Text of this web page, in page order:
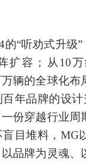
的“听劝式升级
扩容；从10
辆的全球化布
年品牌的设
份穿越行业周
目堆料，MG
品牌为灵魂、